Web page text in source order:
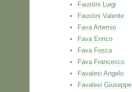
Faustini Luigi
Faustini Valente
Fava Artemio
Fava Enrico
Fava Fosca
Fava Francesco
Favalesi Angelo
Favalesi Giuseppe